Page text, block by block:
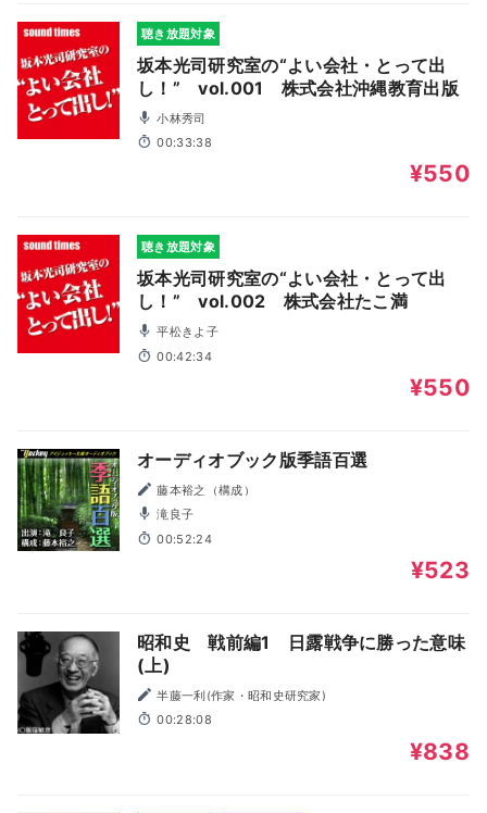
聴き放題対象
坂本光司研究室の“よい会社・とって出
し！” vol.001 株式会社沖縄教育出版
小林秀司
00:33:38
¥550
聴き放題対象
坂本光司研究室の“よい会社・とって出
し！” vol.002 株式会社たこ満
平松きよ子
00:42:34
¥550
オーディオブック版季語百選
藤本裕之（構成）
滝良子
00:52:24
¥523
昭和史 戦前編1 日露戦争に勝った意味
(上)
半藤一利(作家・昭和史研究家)
00:28:08
¥838